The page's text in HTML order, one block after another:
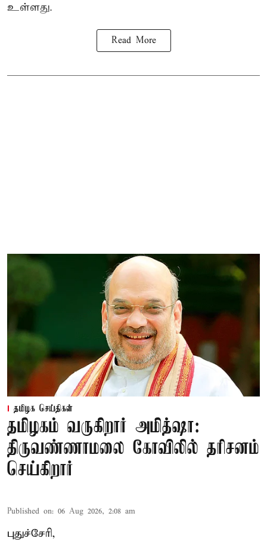
உள்ளது.
Read More
தமிழக செய்திகள்
தமிழகம் வருகிறார் அமித்ஷா:
திருவண்ணாமலை கோவிலில் தரிசனம்
செய்கிறார்
Published on: 06 Aug 2026, 2:08 am
புதுச்சேரி,